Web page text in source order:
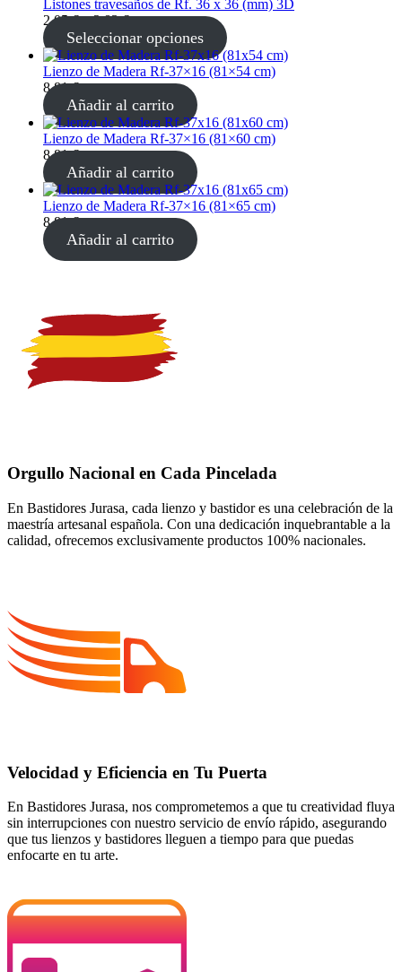
Listones travesaños de Rf. 36 x 36 (mm) 3D
2,05€–2,83€
Seleccionar opciones
Lienzo de Madera Rf-37×16 (81×54 cm)
8,81€
Añadir al carrito
Lienzo de Madera Rf-37×16 (81×60 cm)
8,81€
Añadir al carrito
Lienzo de Madera Rf-37×16 (81×65 cm)
8,81€
Añadir al carrito
Orgullo Nacional en Cada Pincelada
En Bastidores Jurasa, cada lienzo y bastidor es una celebración de la
maestría artesanal española. Con una dedicación inquebrantable a la
calidad, ofrecemos exclusivamente productos 100% nacionales.
Velocidad y Eficiencia en Tu Puerta
En Bastidores Jurasa, nos comprometemos a que tu creatividad fluya
sin interrupciones con nuestro servicio de envío rápido, asegurando
que tus lienzos y bastidores lleguen a tiempo para que puedas
enfocarte en tu arte.